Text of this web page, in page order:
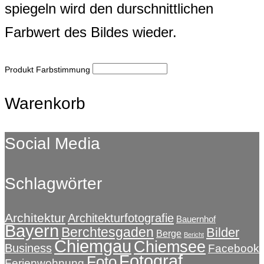
spiegeln wird den durschnittlichen
Farbwert des Bildes wieder.
Produkt Farbstimmung
Warenkorb
Social Media
Schlagwörter
ArchitekturArchitekturfotografie Bauernhof
Bayern Berchtesgaden Berge Bericht Bilder
BusinessChiemgauChiemsee Facebook